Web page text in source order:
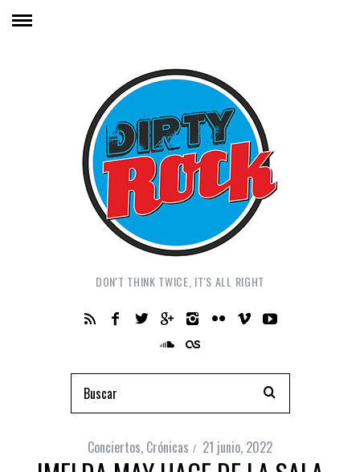
DON'T THINK TWICE, IT'S ALL RIGHT
Conciertos, Crónicas 21 junio, 2022